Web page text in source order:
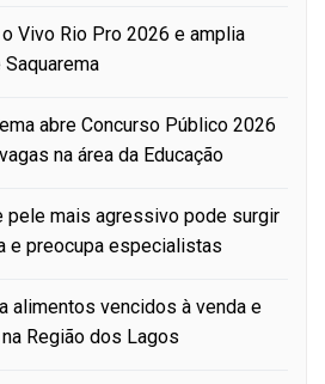
Vivo Rio Pro 2026 e amplia
abre Concurso Público 2026
na área da Educação
pele mais agressivo pode surgir
e preocupa especialistas
alimentos vencidos à venda e
Região dos Lagos